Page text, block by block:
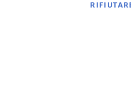
Informazioni su mse|Sito